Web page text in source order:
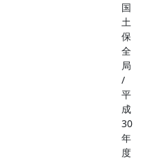
国
土
保
全
局
/
平
成
30
年
度